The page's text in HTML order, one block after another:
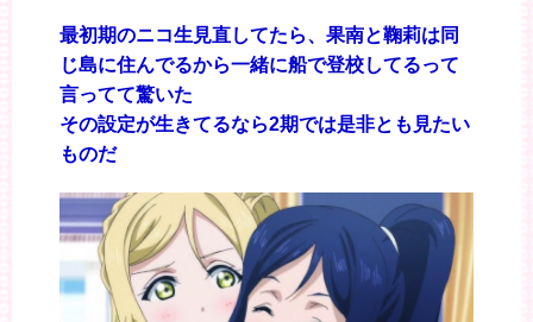
最初期のニコ生見直してたら、果南と鞠莉は同
じ島に住んでるから一緒に船で登校してるって
言ってて驚いた
その設定が生きてるなら2期では是非とも見たい
ものだ